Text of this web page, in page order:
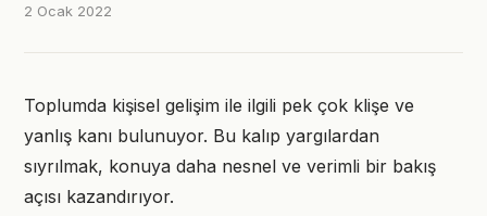
2 Ocak 2022
Toplumda kişisel gelişim ile ilgili pek çok klişe ve
yanlış kanı bulunuyor. Bu kalıp yargılardan
sıyrılmak, konuya daha nesnel ve verimli bir bakış
açısı kazandırıyor.